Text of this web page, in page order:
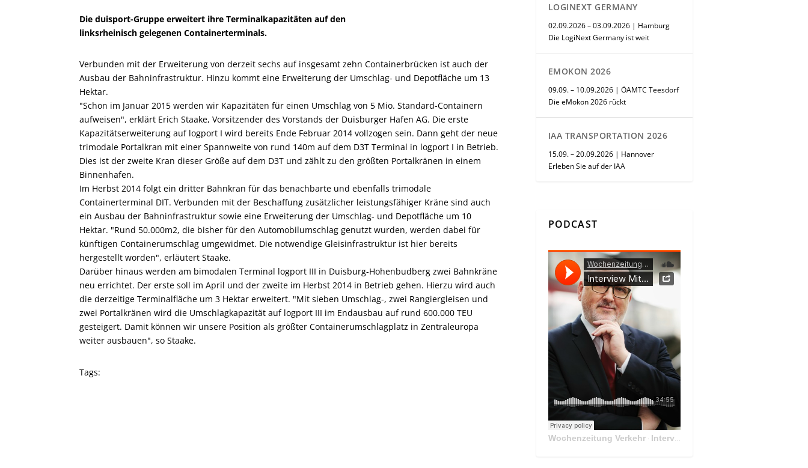
Die duisport-Gruppe erweitert ihre Terminalkapazitäten auf den
linksrheinisch gelegenen Containerterminals.
Verbunden mit der Erweiterung von derzeit sechs auf insgesamt zehn Containerbrücken ist auch der
Ausbau der Bahninfrastruktur. Hinzu kommt eine Erweiterung der Umschlag- und Depotfläche um 13
Hektar.
"Schon im Januar 2015 werden wir Kapazitäten für einen Umschlag von 5 Mio. Standard-Containern
aufweisen", erklärt Erich Staake, Vorsitzender des Vorstands der Duisburger Hafen AG. Die erste
Kapazitätserweiterung auf logport I wird bereits Ende Februar 2014 vollzogen sein. Dann geht der neue
trimodale Portalkran mit einer Spannweite von rund 140m auf dem D3T Terminal in logport I in Betrieb.
Dies ist der zweite Kran dieser Größe auf dem D3T und zählt zu den größten Portalkränen in einem
Binnenhafen.
Im Herbst 2014 folgt ein dritter Bahnkran für das benachbarte und ebenfalls trimodale
Containerterminal DIT. Verbunden mit der Beschaffung zusätzlicher leistungsfähiger Kräne sind auch
ein Ausbau der Bahninfrastruktur sowie eine Erweiterung der Umschlag- und Depotfläche um 10
Hektar. "Rund 50.000m2, die bisher für den Automobilumschlag genutzt wurden, werden dabei für
künftigen Containerumschlag umgewidmet. Die notwendige Gleisinfrastruktur ist hier bereits
hergestellt worden", erläutert Staake.
Darüber hinaus werden am bimodalen Terminal logport III in Duisburg-Hohenbudberg zwei Bahnkräne
neu errichtet. Der erste soll im April und der zweite im Herbst 2014 in Betrieb gehen. Hierzu wird auch
die derzeitige Terminalfläche um 3 Hektar erweitert. "Mit sieben Umschlag-, zwei Rangiergleisen und
zwei Portalkränen wird die Umschlagkapazität auf logport III im Endausbau auf rund 600.000 TEU
gesteigert. Damit können wir unsere Position als größter Containerumschlagplatz in Zentraleuropa
weiter ausbauen", so Staake.
Tags:
LOGINEXT GERMANY
02.09.2026 – 03.09.2026 | Hamburg
Die LogiNext Germany ist weit
EMOKON 2026
09.09. – 10.09.2026 | ÖAMTC Teesdorf
Die eMokon 2026 rückt
IAA TRANSPORTATION 2026
15.09. – 20.09.2026 | Hannover
Erleben Sie auf der IAA
PODCAST
Wochenzeitung Verkehr· Interview Mit Andreas Matthä, CEO der ÖBB Holding